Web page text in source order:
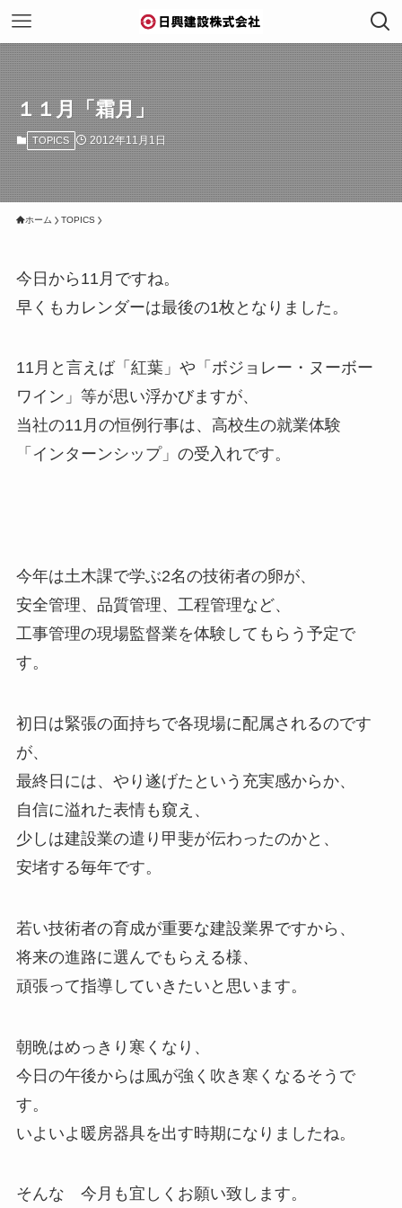
１１月「霜月」
TOPICS 2012年11月1日
ホーム TOPICS
今日から11月ですね。
早くもカレンダーは最後の1枚となりました。
11月と言えば「紅葉」や「ボジョレー・ヌーボー
ワイン」等が思い浮かびますが、
当社の11月の恒例行事は、高校生の就業体験
「インターンシップ」の受入れです。
今年は土木課で学ぶ2名の技術者の卵が、
安全管理、品質管理、工程管理など、
工事管理の現場監督業を体験してもらう予定で
す。
初日は緊張の面持ちで各現場に配属されるのです
が、
最終日には、やり遂げたという充実感からか、
自信に溢れた表情も窺え、
少しは建設業の遣り甲斐が伝わったのかと、
安堵する毎年です。
若い技術者の育成が重要な建設業界ですから、
将来の進路に選んでもらえる様、
頑張って指導していきたいと思います。
朝晩はめっきり寒くなり、
今日の午後からは風が強く吹き寒くなるそうで
す。
いよいよ暖房器具を出す時期になりましたね。
そんな 今月も宜しくお願い致します。